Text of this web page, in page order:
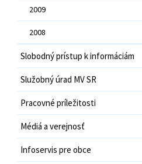
2009
2008
Slobodný prístup k informáciám
Služobný úrad MV SR
Pracovné príležitosti
Médiá a verejnosť
Infoservis pre obce